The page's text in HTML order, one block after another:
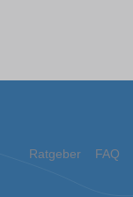
Ratgeber FAQ